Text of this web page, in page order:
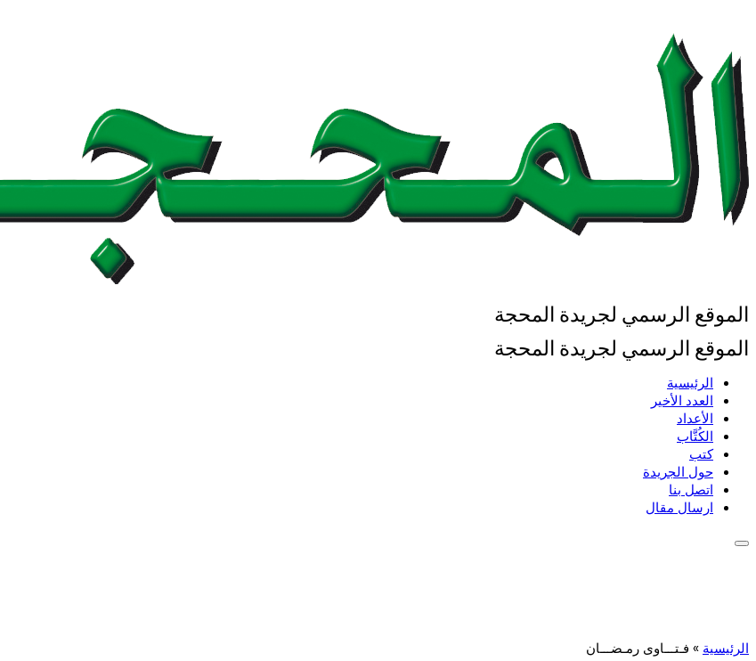
الموقع الرسمي لجريدة المحجة
الموقع الرسمي لجريدة المحجة
الرئيسية
العدد الأخير
الأعداد
الكُتَّاب
كتب
حول الجريدة
اتصل بنا
ارسال مقال
الرئيسية » فـتـــاوى رمـضـــان